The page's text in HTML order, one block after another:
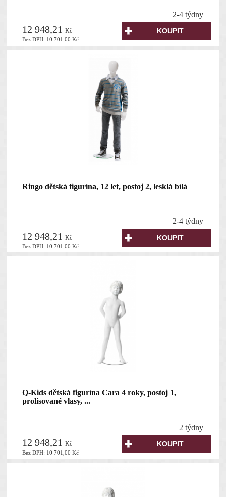
2-4 týdny
Bez DPH: 10 701,00Kč
12 948,21Kč
Ringo dětská figurína, 12 let, postoj 2, lesklá bílá
2-4 týdny
Bez DPH: 10 701,00Kč
12 948,21Kč
Q-Kids dětská figurína Cara 4 roky, postoj 1,
prolisované vlasy, ...
2 týdny
Bez DPH: 10 701,00Kč
12 948,21Kč